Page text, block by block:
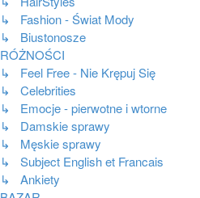
↳ Fashion - Świat Mody
↳ Biustonosze
RÓŻNOŚCI
↳ Feel Free - Nie Krępuj Się
↳ Celebrities
↳ Emocje - pierwotne i wtorne
↳ Damskie sprawy
↳ Męskie sprawy
↳ Subject English et Francais
↳ Ankiety